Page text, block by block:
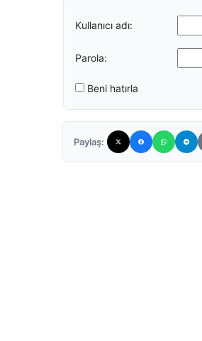
Kullanıcı adı:
Parola:
Beni hatırla
Paylaş: